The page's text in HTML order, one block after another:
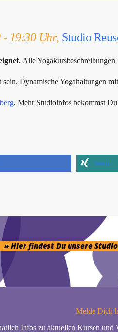
- 19:30 Uhr, Studio
Alle
Dynamische Yogahaltungen
. Mehr Studioinfos bekommst
teilen
» Hier findest Du unsere
Melde Dich
Infos zu aktuellen Kursen